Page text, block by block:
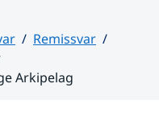
Remissvar
Arkipelag